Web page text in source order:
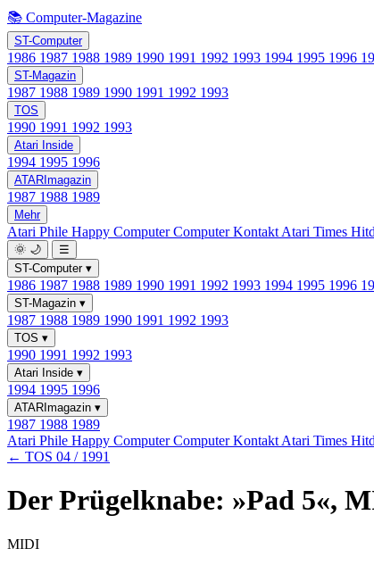
📚 Computer-Magazine
ST-Computer
1986 1987 1988 1989 1990 1991 1992 1993 1994 1995 1996
ST-Magazin
1987 1988 1989 1990 1991 1992 1993
TOS
1990 1991 1992 1993
Atari Inside
1994 1995 1996
ATARImagazin
1987 1988 1989
Mehr
Atari Phile Happy ComputerComputer Kontakt Atari Times
🌞 🌙
☰
ST-Computer ▾
1986 1987 1988 1989 1990 1991 1992 1993 1994 1995 1996
ST-Magazin ▾
1987 1988 1989 1990 1991 1992 1993
TOS ▾
1990 1991 1992 1993
Atari Inside ▾
1994 1995 1996
ATARImagazin ▾
1987 1988 1989
Atari Phile Happy ComputerComputer Kontakt Atari Times
← TOS 04 / 1991
Der Prügelknabe: »Pad 5«,
MIDI